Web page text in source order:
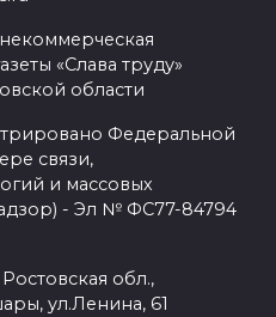
«Слава труду»
области
Федеральной
связи,
и массовых
- Эл № ФС77-84794
обл.,
ул.Ленина, 61